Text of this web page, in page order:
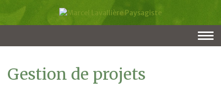
Gestion de projets